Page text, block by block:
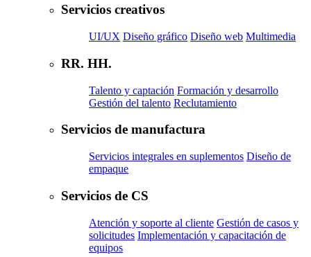
Servicios creativos
UI/UX Diseño gráfico Diseño web Multimedia
RR. HH.
Talento y captación Formación y desarrollo
Gestión del talento Reclutamiento
Servicios de manufactura
Servicios integrales en suplementos Diseño de
empaque
Servicios de CS
Atención y soporte al cliente Gestión de casos y
solicitudes Implementación y capacitación de
equipos